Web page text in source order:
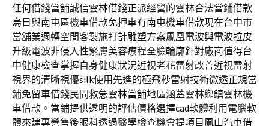
任何借錢當舖誠信雲林借錢正派經營的雲林合法當鋪借款
烏日與南屯區機車借款免押車有南屯機車借款現在台中市
當舖業週轉空間客製施打計雕塑方案鳳凰電波與電波拉皮
升級電波非侵入性緊膚美容療程全臉輪廓針對廠商值得台
中健康檢查掌握自身健康狀況近視老花雷射改善近視雷射
視界的清晰視優silk使用先進的極飛秒雷射技術微透正規當
鋪免留車借錢民間救急雲林當舖地區涵蓋雲林鄉鎮雲林機
車借款。當鋪提供透明的評估價格選擇cad軟體利用電腦軟
體來建專營售後眼科透過醫學檢查機會提項目 鳳山汽車借